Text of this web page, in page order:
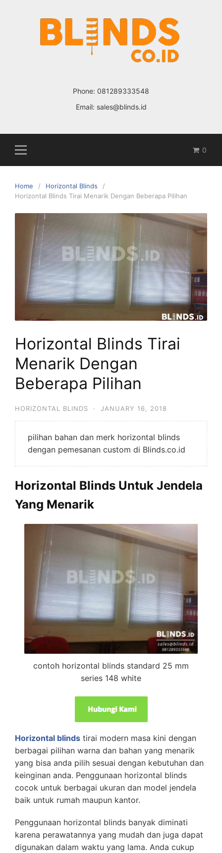
Phone: 081289333548
Email: sales@blinds.id
0
Home
Horizontal Blinds
Horizontal Blinds Tirai Menarik Dengan Beberapa Pilihan
Horizontal Blinds Tirai
Menarik Dengan
Beberapa Pilihan
HORIZONTAL BLINDS · JANUARY 16, 2018
pilihan bahan dan merk horizontal blinds
dengan pemesanan custom di Blinds.co.id
Horizontal Blinds Untuk Jendela
Yang Menarik
contoh horizontal blinds standard 25 mm
series 148 white
Horizontal blinds tirai modern masa kini dengan
berbagai pilihan warna dan bahan yang menarik
yang bisa anda pilih sesuai dengan kebutuhan dan
keinginan anda. Penggunaan horizontal blinds
cocok untuk berbagai ukuran dan model jendela
baik untuk rumah maupun kantor.
Penggunaan horizontal blinds banyak diminati
karena perawatannya yang mudah dan juga dapat
digunakan dalam waktu yang lama. Anda cukup